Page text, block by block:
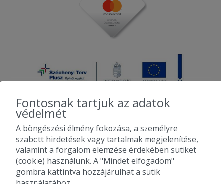
2010-2026 Copyright - Falatozz.hu - Diston-line Kft.
Pizza, gyros, hamburger, menük kedvező áron, egy helyen az összes
étterem ajánlata.
Fontosnak tartjuk az adatok
védelmét
A böngészési élmény fokozása, a személyre
szabott hirdetések vagy tartalmak megjelenítése,
valamint a forgalom elemzése érdekében sütiket
(cookie) használunk. A "Mindet elfogadom"
gombra kattintva hozzájárulhat a sütik